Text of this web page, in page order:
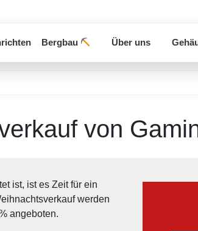
Bergbau Über uns
von
ist, ist es Zeit für ein
werden
angeboten.